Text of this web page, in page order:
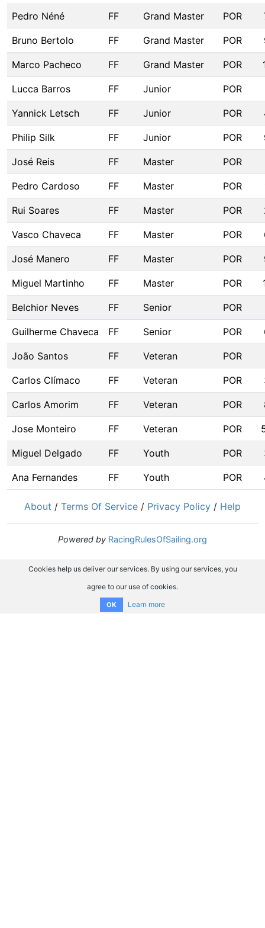
Pedro Néné FF Grand Master POR
Bruno Bertolo FF Grand Master POR
Marco Pacheco FF Grand Master POR
Lucca Barros FF Junior POR
Yannick Letsch FF Junior POR
Philip Silk FF Junior POR
José Reis FF Master POR
Pedro Cardoso FF Master POR
Rui Soares FF Master POR
Vasco Chaveca FF Master POR
José Manero FF Master POR
Miguel Martinho FF Master POR
Belchior Neves FF Senior POR
Guilherme Chaveca FF Senior POR
João Santos FF Veteran POR
Carlos Clímaco FF Veteran POR
Carlos Amorim FF Veteran POR
Jose Monteiro FF Veteran POR
Miguel Delgado FF Youth POR
Ana Fernandes FF Youth POR
About / Terms Of Service / Privacy Policy / Help
Powered by RacingRulesOfSailing.org
Cookies help us deliver our services. By using our services, you
agree to our use of cookies.
OK Learn more